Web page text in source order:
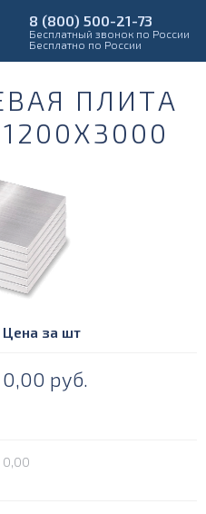
8 (800) 500-21-73
Бесплатный звонок по России
Бесплатно по России
ПЛИТА
Цена за шт
0,00 руб.
0,00